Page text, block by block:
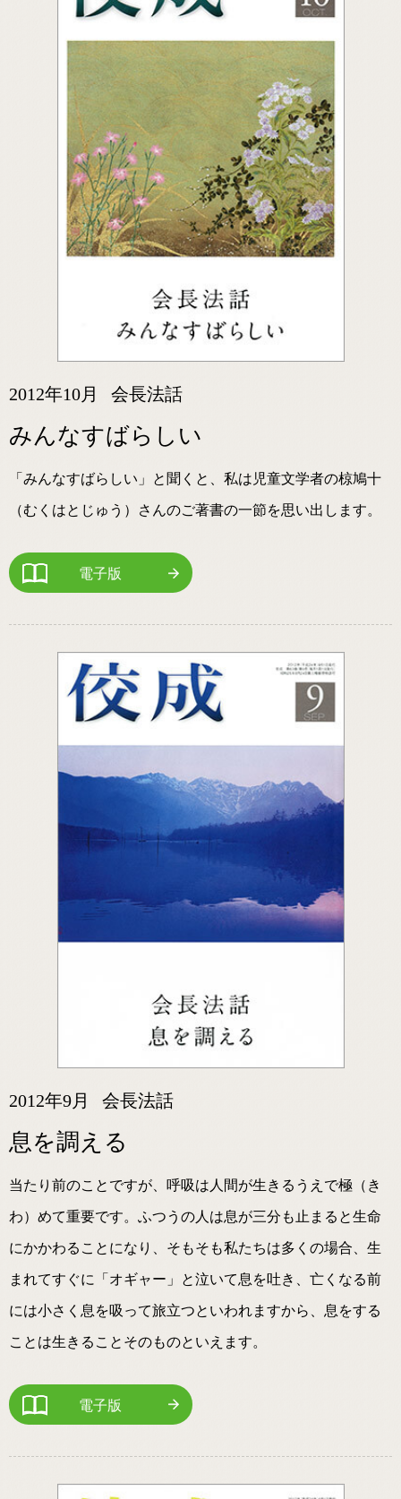
2012年10月 会長法話
みんなすばらしい
「みんなすばらしい」と聞くと、私は児童文学者の椋鳩十
（むくはとじゅう）さんのご著書の一節を思い出します。
電子版
2012年9月 会長法話
息を調える
当たり前のことですが、呼吸は人間が生きるうえで極（き
わ）めて重要です。ふつうの人は息が三分も止まると生命
にかかわることになり、そもそも私たちは多くの場合、生
まれてすぐに「オギャー」と泣いて息を吐き、亡くなる前
には小さく息を吸って旅立つといわれますから、息をする
ことは生きることそのものといえます。
電子版